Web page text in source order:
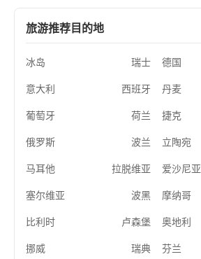
旅游推荐目的地
冰岛 瑞士 德国
意大利 西班牙 丹麦
葡萄牙 荷兰 捷克
俄罗斯 波兰 立陶宛
马耳他 拉脱维亚 爱沙尼亚
塞尔维亚 波黑 摩纳哥
比利时 卢森堡 奥地利
挪威 瑞典 芬兰